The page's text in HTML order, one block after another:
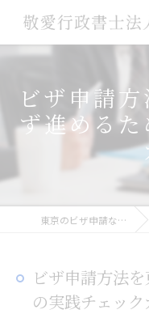
ビザ申請
ず進めるた
東京のビザ申請なら敬愛行政書士法人
ビザ申請方法
の実践チェック